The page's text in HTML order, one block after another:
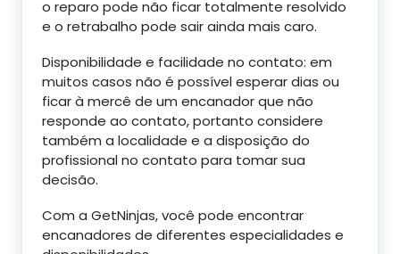
o reparo pode não ficar totalmente resolvido
e o retrabalho pode sair ainda mais caro.
Disponibilidade e facilidade no contato: em
muitos casos não é possível esperar dias ou
ficar à mercê de um encanador que não
responde ao contato, portanto considere
também a localidade e a disposição do
profissional no contato para tomar sua
decisão.
Com a GetNinjas, você pode encontrar
encanadores de diferentes especialidades e